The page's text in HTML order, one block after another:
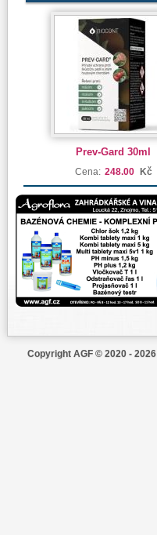
Prev-Gard 30ml
Cena: 248.00 Kč
Copyright AGF © 2020 - 2026